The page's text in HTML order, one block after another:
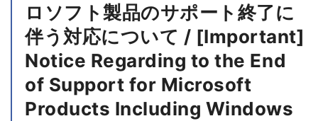
ロソフト製品のサポート終了に
伴う対応について / [Important]
Notice Regarding to the End
of Support for Microsoft
Products Including Windows